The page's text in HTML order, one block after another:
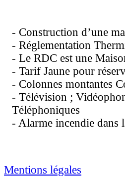
- Construction d’une
- Réglementation
- Le RDC est une
- Tarif Jaune pour
- Colonnes montantes
- Télévision ;
Téléphoniques
- Alarme incendie dans
Mentions légales